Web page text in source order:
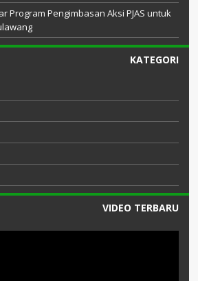
Program Pengimbasan Aksi PJAS untuk
KATEGORI
VIDEO TERBARU